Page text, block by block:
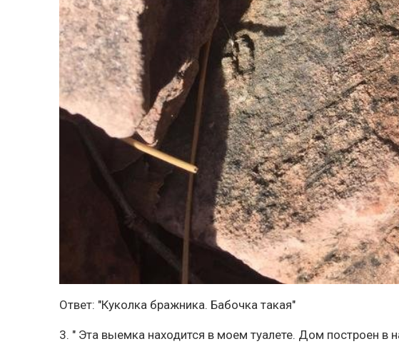
Ответ: "Куколка бражника. Бабочка такая"
3. " Эта выемка находится в моем туалете. Дом построен в